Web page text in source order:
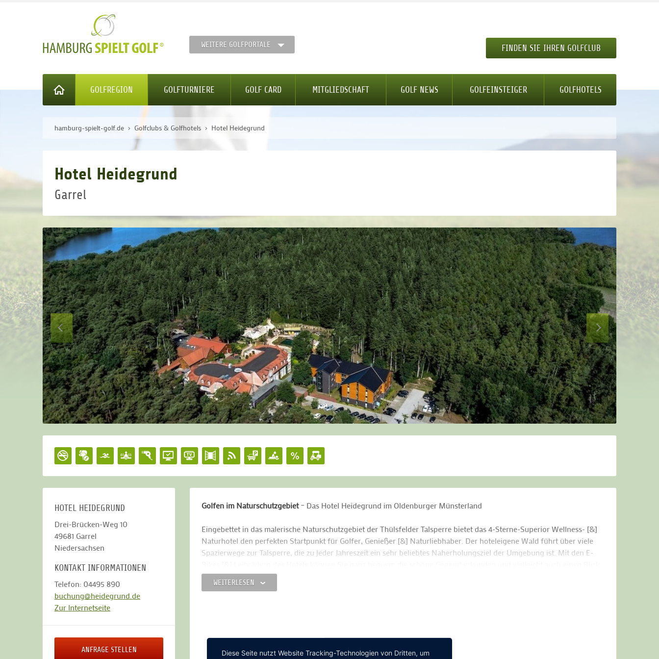
WEITERE GOLFPORTALE FINDEN SIE IHREN GOLFCLUB
GOLFREGION GOLFTURNIERE GOLF CARD MITGLIEDSCHAFT GOLF NEWS GOLFEINSTEIGER GOLFHOTELS
hamburg-spielt-golf.de Golfclubs & Golfhotels Hotel Heidegrund
Hotel Heidegrund
Garrel
Nächste
HOTEL HEIDEGRUND
Drei-Brücken-Weg 10
49681 Garrel
Niedersachsen
KONTAKT INFORMATIONEN
Telefon: 04495 890
buchung@heidegrund.de
Zur Internetseite
ANFRAGE STELLEN
Golfen im Naturschutzgebiet– Das Hotel Heidegrund im Oldenburger Münsterland
Eingebettet in das malerische Naturschutzgebiet der Thülsfelder Talsperre bietet das 4-Sterne-Superior Wellness- [&]
Naturhotel den perfekten Startpunkt für Golfer, Genießer [&] Naturliebhaber. Der hoteleigene Wald führt über viele
Spazierwege zur Talsperre, die zu jeder Jahreszeit ein sehr beliebtes Naherholungsziel der Umgebung ist. Mit den E-
auf Wildgänse, die ansässigen Heidschnucken und das heimische Rehwild erhaschen.
WEITERLESEN
Diese Seite nutzt Website Tracking-Technologien von Dritten, um